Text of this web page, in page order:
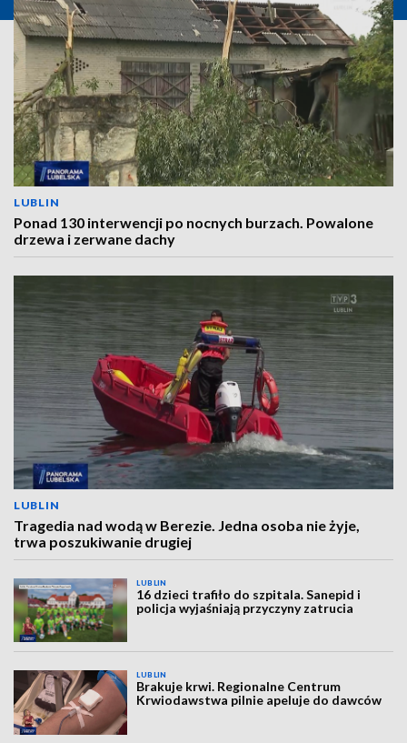
LUBLIN
Ponad 130 interwencji po nocnych burzach. Powalone
drzewa i zerwane dachy
LUBLIN
Tragedia nad wodą w Berezie. Jedna osoba nie żyje,
trwa poszukiwanie drugiej
LUBLIN
16 dzieci trafiło do szpitala. Sanepid i
policja wyjaśniają przyczyny zatrucia
LUBLIN
Brakuje krwi. Regionalne Centrum
Krwiodawstwa pilnie apeluje do dawców